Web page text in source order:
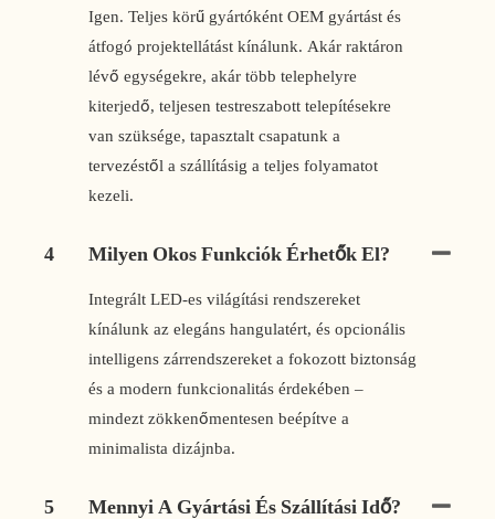
Igen. Teljes körű gyártóként OEM gyártást és
átfogó projektellátást kínálunk. Akár raktáron
lévő egységekre, akár több telephelyre
kiterjedő, teljesen testreszabott telepítésekre
van szüksége, tapasztalt csapatunk a
tervezéstől a szállításig a teljes folyamatot
kezeli.
4 Milyen Okos Funkciók Érhetők El?
Integrált LED-es világítási rendszereket
kínálunk az elegáns hangulatért, és opcionális
intelligens zárrendszereket a fokozott biztonság
és a modern funkcionalitás érdekében –
mindezt zökkenőmentesen beépítve a
minimalista dizájnba.
5 Mennyi A Gyártási És Szállítási Idő?